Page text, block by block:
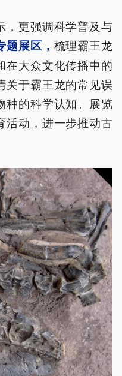
，更强调科学普及与
题展区， 梳理霸王龙
在大众文化传播中的
关于霸王龙的常见误
种的科学认知。展览
活动，进一步推动古